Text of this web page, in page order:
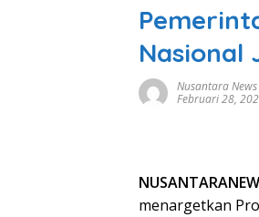
Nasional
Nusantara News
Februari 28,
menargetkan